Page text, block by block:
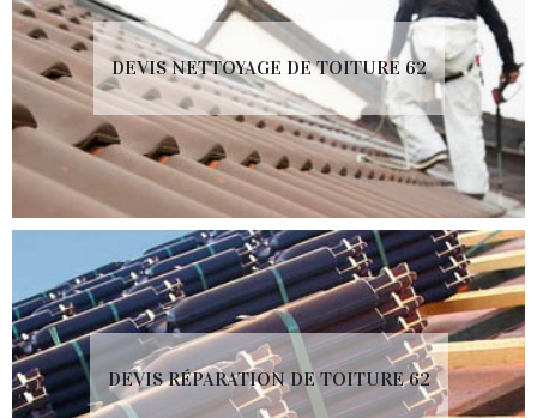
DEVIS NETTOYAGE DE TOITURE 62
DEVIS RÉPARATION DE TOITURE 62